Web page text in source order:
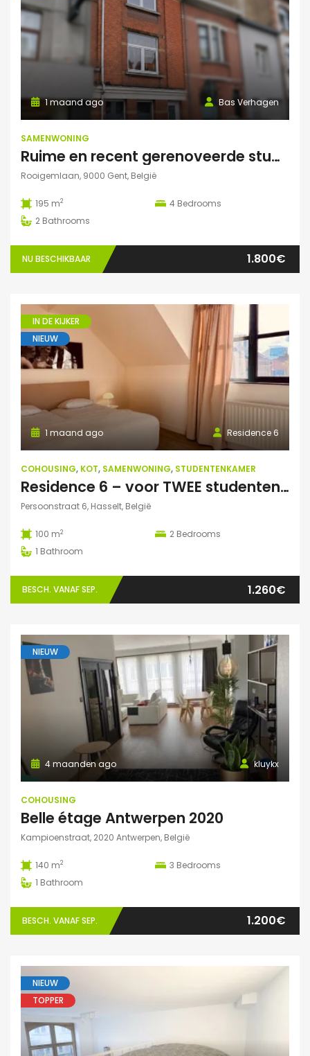
Bas Verhagen
1 maand ago
SAMENWONING
Ruime en recent gerenoveerde studentenwoning op toplocatie in Gent
Rooigemlaan, 9000 Gent, België
195 m2 4 Bedrooms
2 Bathrooms
NU BESCHIKBAAR 1.800€
IN DE KIJKER
NIEUW
Residence 6
1 maand ago
COHOUSING, KOT, SAMENWONING, STUDENTENKAMER
Residence 6 – voor TWEE studenten: Exclusieve studentenduplex
Persoonstraat 6, Hasselt, België
100 m2 2 Bedrooms
1 Bathroom
BESCH. VANAF SEP. 1.260€
NIEUW
kluykx
4 maanden ago
COHOUSING
Belle étage Antwerpen 2020
Kampioenstraat, 2020 Antwerpen, België
140 m2 3 Bedrooms
1 Bathroom
BESCH. VANAF SEP. 1.200€
NIEUW
TOPPER